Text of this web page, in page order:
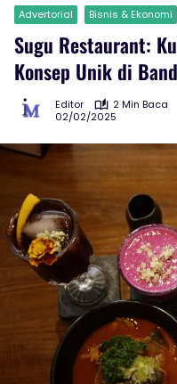
Advertorial Bisnis & Ekonomi
Sugu Restaurant:
Konsep Unik di
Editor
2 Min Baca
02/02/2025